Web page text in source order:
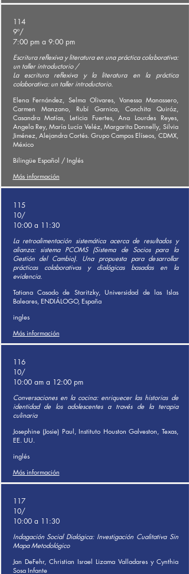
114
9º/
7:00 pm a 9:00 pm
Escritura reflexiva y literatura en una práctica colaborativa:
un taller introductorio /
La escritura reflexiva y la literatura en la práctica
colaborativa: un taller introductorio.
Elena Fernández, Selma Olivares, Vanessa Manassero,
Carmen Manzano, Rubí Garnica, Conchita Quiróz,
Casandra Matías, Leticia Fuertes, Ana Lourdes Reyes,
Angela Rey, María Lucía Veléz, Margarita Donnelly, Silvia
Jiménez, Alejandra Cortés. Grupo Campos Elíseos, CDMX,
México
Bilingüe Español / Inglés
Más información
115
10/
10:00 a 11:30
La retroalimentación sistemática acerca de resultados y
alianza: sistema PCOMS (Sistema de Socios para la
Gestión del Cambio). Una propuesta para desarrollar
prácticas colaborativas y dialógicas basadas en la
evidencia.
Tatiana Casado de Staritzky, Universidad de las Islas
Baleares, ENDIÁLOGO, España
ingles
Más información
116
10/
10:00 am a 12:00 pm
Conversaciones en la cocina: enriquecer las historias de
identidad de los adolescentes a través de la terapia
culinaria
Josephine (Josie) Paul, Instituto Houston Galveston, Texas,
EE. UU.
inglés
Más información
117
10/
10:00 a 11:30
Indagación Social Dialógica: Investigación Cualitativa Sin
Mapa Metodológico
Jan DeFehr, Christian Israel Lizama Valladares y Cynthia
Sosa Infante